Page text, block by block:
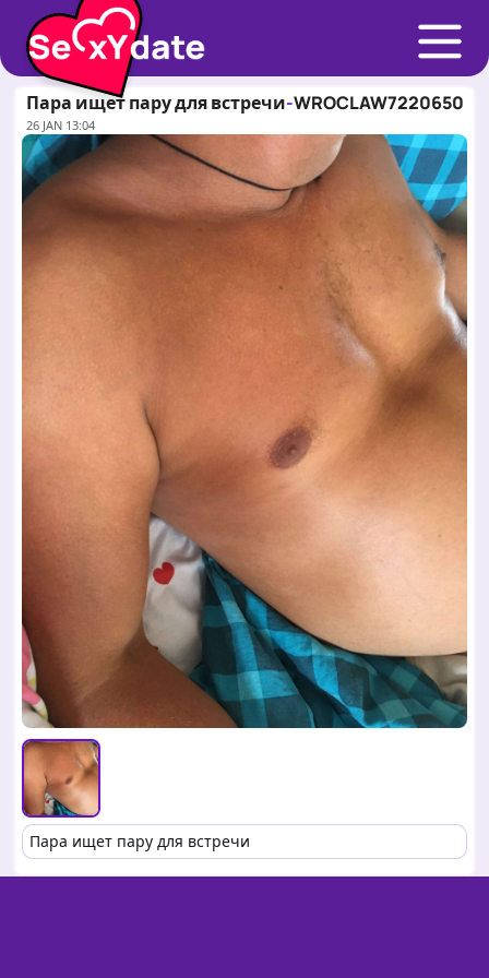
Пара ищет пару для встречи-WROCLAW722065070
26 JAN 13:04
Пара ищет пару для встречи